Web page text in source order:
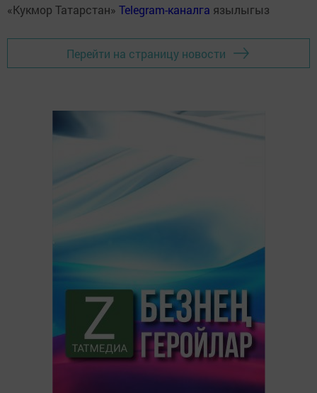
«Кукмор Татарстан» Telegram-каналга язылыгыз
Перейти на страницу новости